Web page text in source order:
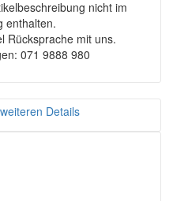
nicht im
enthalten.
Rücksprache mit uns.
071 9888 980
Details